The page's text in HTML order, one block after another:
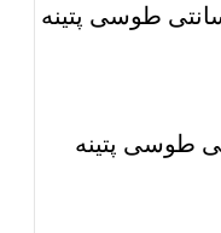
ترمووال 20 سانتی طوسی پتینه
20 سانتی طوسی پتینه